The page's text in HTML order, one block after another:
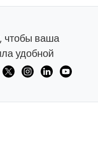
чтобы ваша
удобной